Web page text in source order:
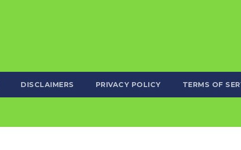
DISCLAIMERS PRIVACY POLICY TERMS OF